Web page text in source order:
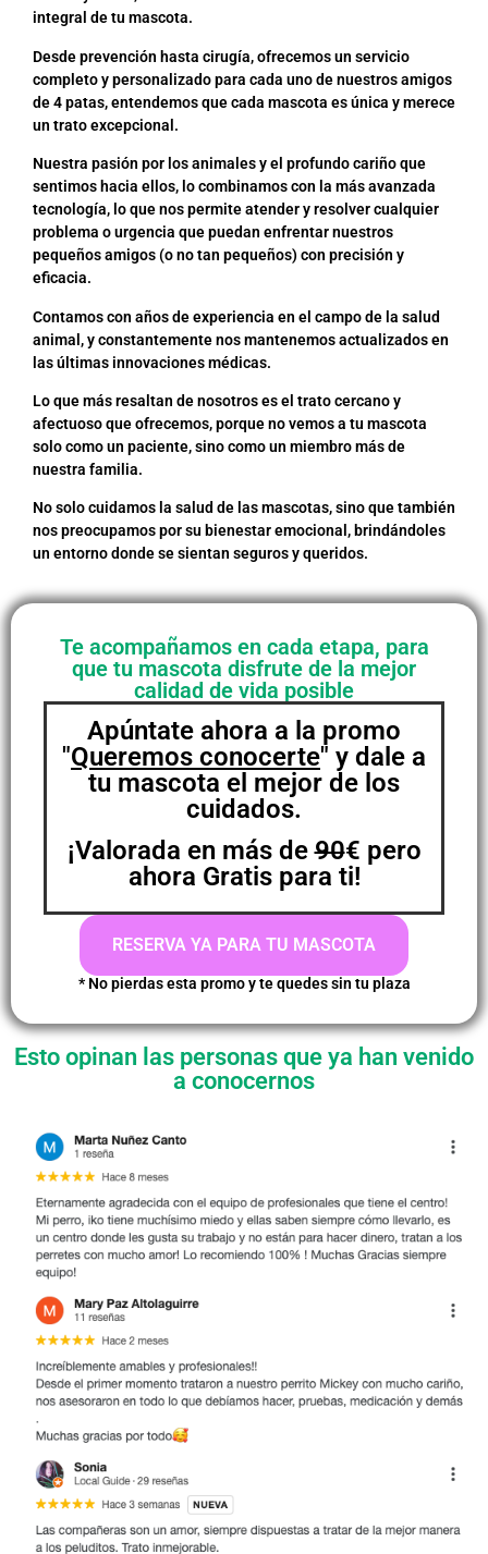
integral de tu mascota.
Desde prevención hasta cirugía, ofrecemos un servicio
completo y personalizado para cada uno de nuestros amigos
de 4 patas, entendemos que cada mascota es única y merece
un trato excepcional.
Nuestra pasión por los animales y el profundo cariño que
sentimos hacia ellos, lo combinamos con la más avanzada
tecnología, lo que nos permite atender y resolver cualquier
problema o urgencia que puedan enfrentar nuestros
pequeños amigos (o no tan pequeños) con precisión y
eficacia.
Contamos con años de experiencia en el campo de la salud
animal, y constantemente nos mantenemos actualizados en
las últimas innovaciones médicas.
Lo que más resaltan de nosotros es el trato cercano y
afectuoso que ofrecemos, porque no vemos a tu mascota
solo como un paciente, sino como un miembro más de
nuestra familia.
No solo cuidamos la salud de las mascotas, sino que también
nos preocupamos por su bienestar emocional, brindándoles
un entorno donde se sientan seguros y queridos.
Te acompañamos en cada etapa, para
que tu mascota disfrute de la mejor
calidad de vida posible
Apúntate ahora a la promo
"Queremos conocerte" y dale a
tu mascota el mejor de los
cuidados.
¡Valorada en más de90€ pero
ahora Gratis para ti!
RESERVA YA PARA TU MASCOTA
* No pierdas esta promo y te quedes sin tu plaza
Esto opinan las personas que ya han venido
a conocernos